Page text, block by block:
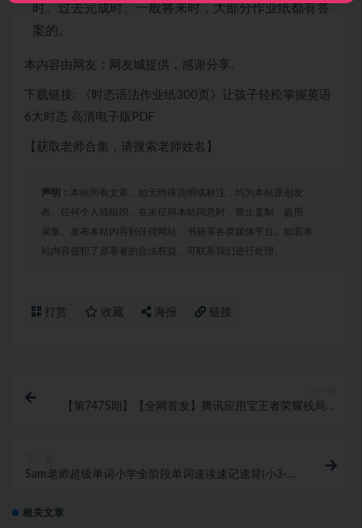
时、过去完成时、一般将来时，大部分作业纸都有答
案的。
本内容由网友：网友城提供，感谢分享。
下载链接: 《时态语法作业纸300页》让孩子轻松掌握英语
6大时态 高清电子版PDF
【获取老师合集，请搜索老师姓名】
声明： 本站所有文章，如无特殊说明或标注，均为本站原创发
布。任何个人或组织，在未征得本站同意时，禁止复制、盗用、
采集、发布本站内容到任何网站、书籍等各类媒体平台。如若本
站内容侵犯了原著者的合法权益，可联系我们进行处理。
打赏 收藏 海报 链接
【第7475期】【全网首发】腾讯应用宝王者荣耀残局模
Sam老师超级单词小学全阶段单词速读速记速背(小3-6
相关文章